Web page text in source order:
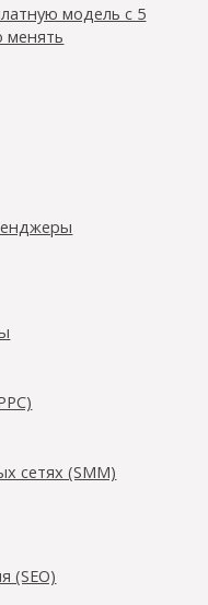
модель с 5
менять
сетях (SMM)
(SEO)